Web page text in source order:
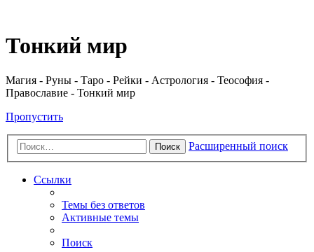
Тонкий мир
Магия - Руны - Таро - Рейки - Астрология - Теософия -
Православие - Тонкий мир
Пропустить
Поиск Расширенный поиск
Ссылки
Темы без ответов
Активные темы
Поиск